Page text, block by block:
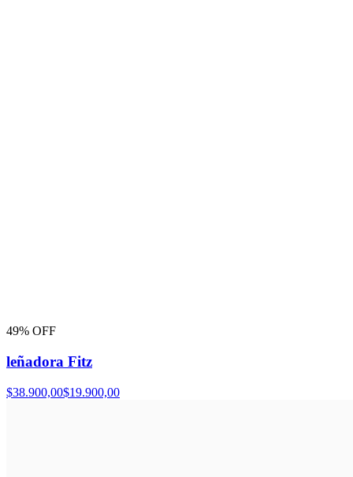
49% OFF
leñadora Fitz
$38.900,00$19.900,00